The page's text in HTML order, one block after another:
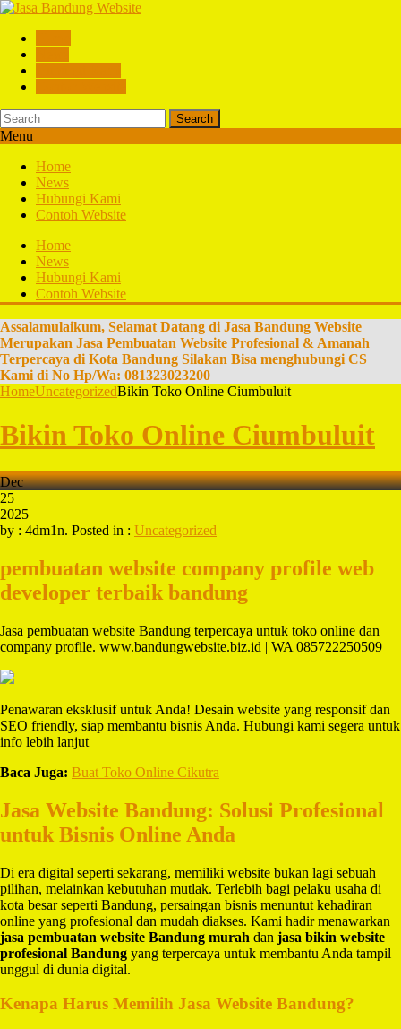
Search
Menu
Home
News
Hubungi Kami
Contoh Website
Home
News
Hubungi Kami
Contoh Website
Assalamulaikum, Selamat Datang di Jasa Bandung Website
Merupakan Jasa Pembuatan Website Profesional & Amanah
Terpercaya di Kota Bandung Silakan Bisa menghubungi CS
Kami di No Hp/Wa: 081323023200
HomeUncategorizedBikin Toko Online Ciumbuluit
Bikin Toko Online Ciumbuluit
Dec
25
2025
by : 4dm1n. Posted in : Uncategorized
pembuatan website company profile web
developer terbaik bandung
Jasa pembuatan website Bandung terpercaya untuk toko online dan
company profile. www.bandungwebsite.biz.id | WA 085722250509
Penawaran eksklusif untuk Anda! Desain website yang responsif dan
SEO friendly, siap membantu bisnis Anda. Hubungi kami segera untuk
info lebih lanjut
Baca Juga: Buat Toko Online Cikutra
Jasa Website Bandung: Solusi Profesional
untuk Bisnis Online Anda
Di era digital seperti sekarang, memiliki website bukan lagi sebuah
pilihan, melainkan kebutuhan mutlak. Terlebih bagi pelaku usaha di
kota besar seperti Bandung, persaingan bisnis menuntut kehadiran
online yang profesional dan mudah diakses. Kami hadir menawarkan
jasa pembuatan website Bandung murah dan jasa bikin website
profesional Bandung yang terpercaya untuk membantu Anda tampil
unggul di dunia digital.
Kenapa Harus Memilih Jasa Website Bandung?